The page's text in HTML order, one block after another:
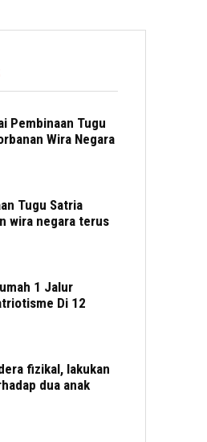
Pembinaan Tugu
Wira Negara
Tugu Satria
wira negara terus
1 Jalur
Di 12
fizikal, lakukan
dua anak